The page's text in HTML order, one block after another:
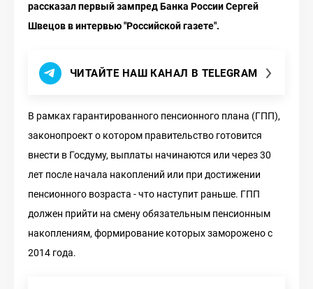
рассказал первый зампред Банка России Сергей
Швецов в интервью "Российской газете".
ЧИТАЙТЕ НАШ КАНАЛ В TELEGRAM
В рамках гарантированного пенсионного плана (ГПП),
законопроект о котором правительство готовится
внести в Госдуму, выплаты начинаются или через 30
лет после начала накоплений или при достижении
пенсионного возраста - что наступит раньше. ГПП
должен прийти на смену обязательным пенсионным
накоплениям, формирование которых заморожено с
2014 года.